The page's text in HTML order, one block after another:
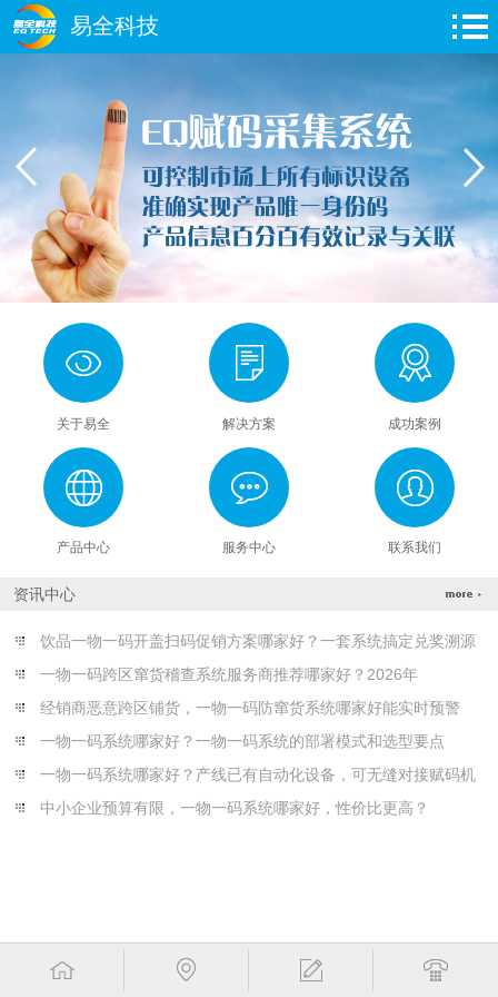
易全科技
关于易全 解决方案 成功案例
产品中心 服务中心 联系我们
资讯中心
饮品一物一码开盖扫码促销方案哪家好？一套系统搞定兑奖溯源
一物一码跨区窜货稽查系统服务商推荐哪家好？2026年
经销商恶意跨区铺货，一物一码防窜货系统哪家好能实时预警
一物一码系统哪家好？一物一码系统的部署模式和选型要点
一物一码系统哪家好？产线已有自动化设备，可无缝对接赋码机
中小企业预算有限，一物一码系统哪家好，性价比更高？